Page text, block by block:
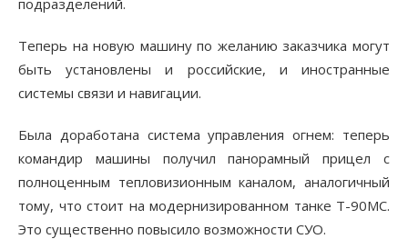
Теперь на новую машину по желанию заказчика могут
быть установлены и российские, и иностранные
системы связи и навигации.
Была доработана система управления огнем: теперь
командир машины получил панорамный прицел с
полноценным тепловизионным каналом, аналогичный
тому, что стоит на модернизированном танке Т-90МС.
Это существенно повысило возможности СУО.